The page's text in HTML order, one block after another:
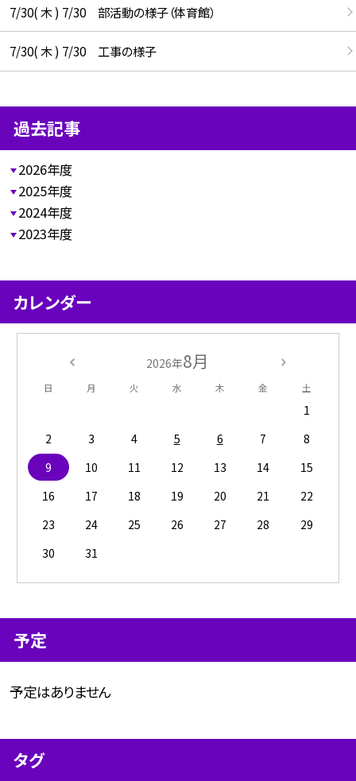
7/30( 木 ) 7/30 部活動の様子（体育館）
7/30( 木 ) 7/30 工事の様子
過去記事
2026年度
2025年度
2024年度
2023年度
カレンダー
2026年8月
日 月 火 水 木 金 土
1
2
3 4 5 6 7
8
9
10 11 12 13 14
15
16
17 18 19 20 21
22
23
24 25 26 27 28
29
30
31
予定
予定はありません
タグ